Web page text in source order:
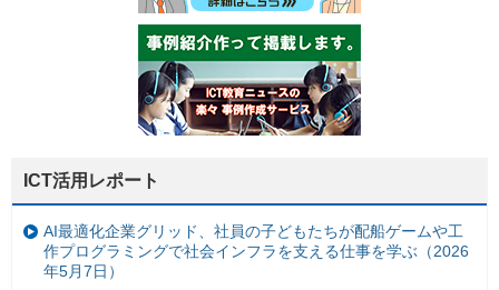
ICT活用レポート
AI最適化企業グリッド、社員の子どもたちが配船ゲームや工
作プログラミングで社会インフラを支える仕事を学ぶ（2026
年5月7日）